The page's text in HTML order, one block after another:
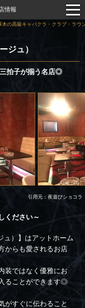
情報
木の高級キャバクラ・クラブ・ラウ
ジュ）
拍子が揃う名店◎
引用元：夜遊びショコラ
ください～
ュ）】はアットホーム
からも愛されるお店
装ではなく優雅にお
ることができます◎
がすぐに伝わること